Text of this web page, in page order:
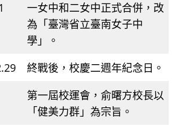
一女中和二女中正式合併，改
為「臺灣省立臺南女子中
學」。
終戰後，校慶二週年紀念日。
第一屆校運會，俞曙方校長以
「健美力群」為宗旨。